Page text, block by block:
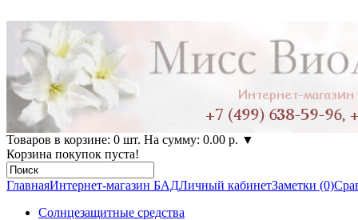
Товаров в корзине: 0 шт. На сумму: 0.00 р. ▼
Корзина покупок пуста!
ГлавнаяИнтернет-магазин БАДЛичный кабинетЗаметки (0)
Солнцезащитные средства